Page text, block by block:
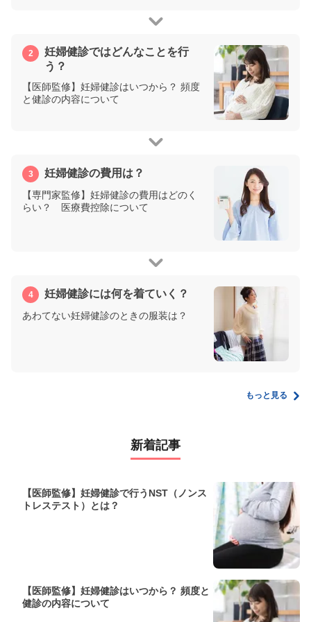
妊婦健診ではどんなことを行
う？
【医師監修】妊婦健診はいつから？ 頻度
と健診の内容について
妊婦健診の費用は？
【専門家監修】妊婦健診の費用はどのく
らい？ 医療費控除について
妊婦健診には何を着ていく？
あわてない妊婦健診のときの服装は？
もっと見る
新着記事
【医師監修】妊婦健診で行うNST（ノンス
トレステスト）とは？
【医師監修】妊婦健診はいつから？ 頻度と
健診の内容について